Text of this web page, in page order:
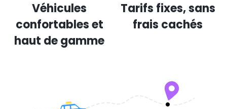
Véhicules
confortables et
haut de gamme
Tarifs fixes, sans
frais cachés